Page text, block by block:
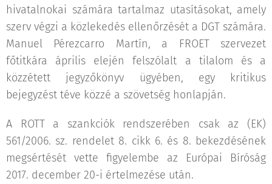
hivatalnokai számára tartalmaz utasításokat, amely
szerv végzi a közlekedés ellenőrzését a DGT számára.
Manuel Pérezcarro Martín, a FROET szervezet
főtitkára április elején felszólalt a tilalom és a
közzétett jegyzőkönyv ügyében, egy kritikus
bejegyzést téve közzé a szövetség honlapján.
A ROTT a szankciók rendszerében csak az (EK)
561/2006. sz. rendelet 8. cikk 6. és 8. bekezdésének
megsértését vette figyelembe az Európai Bíróság
2017. december 20-i értelmezése után.